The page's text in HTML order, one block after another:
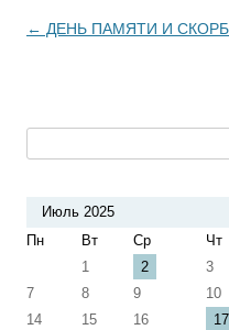
Навигация по записям
← ДЕНЬ ПАМЯТИ И
Июль 2025
Пн
Вт Ср Чт
1
2 3
7
8 9 10
14
15 16 17